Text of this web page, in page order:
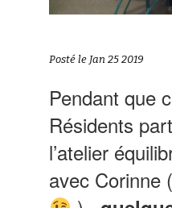
Posté le Jan 25 2019
Pendant que
Résidents
l’atelier
avec Corinne